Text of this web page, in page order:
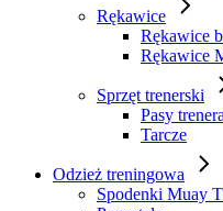
Rękawice
Rękawice
Rękawice
Sprzęt trenerski
Pasy trenera
Tarcze
Odzież treningowa
Spodenki Muay